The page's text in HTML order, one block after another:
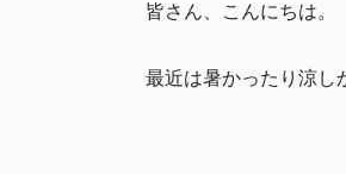
皆さん、こんにちは。
最近は暑かったり涼し